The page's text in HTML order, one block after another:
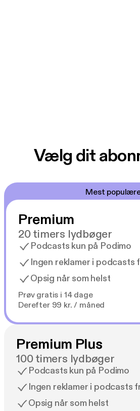
Vælg dit
Mest
Premium
20 timers lydbøger
Podcasts kun på Podimo
Ingen reklamer i podcasts
Opsig når som helst
Prøv gratis i 14 dage
Derefter 99 kr. / måned
Premium Plus
100 timers lydbøger
Podcasts kun på Podimo
Ingen reklamer i podcasts
Opsig når som helst